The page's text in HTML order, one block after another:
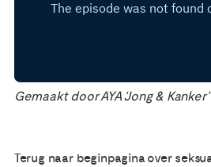
Gemaakt door AYA ‘Jong &
Terug naar beginpagina over